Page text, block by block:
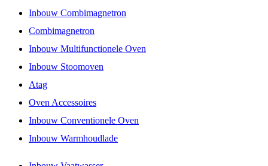
Inbouw Combimagnetron
Combimagnetron
Inbouw Multifunctionele Oven
Inbouw Stoomoven
Atag
Oven Accessoires
Inbouw Conventionele Oven
Inbouw Warmhoudlade